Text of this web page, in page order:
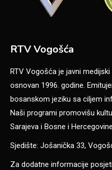
RTV Vogošća
RTV Vogošća je javni
osnovan 1996. godine.
bosanskom jeziku sa ciljem
Naši programi promovišu
Sarajeva i Bosne i
Sjedište: Jošanička 33,
Za dodatne informacije